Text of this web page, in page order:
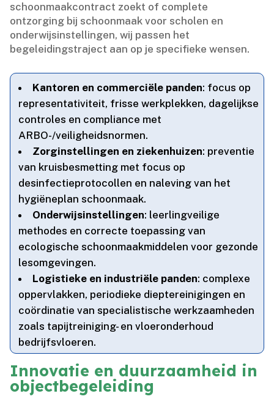
schoonmaakcontract zoekt of complete
ontzorging bij schoonmaak voor scholen en
onderwijsinstellingen, wij passen het
begeleidingstraject aan op je specifieke wensen.​
Kantoren en commerciële panden: focus op
representativiteit, frisse werkplekken, dagelijkse
controles en compliance met
ARBO-/veiligheidsnormen.​
Zorginstellingen en ziekenhuizen: preventie
van kruisbesmetting met focus op
desinfectieprotocollen en naleving van het
hygiëneplan schoonmaak.​
Onderwijsinstellingen: leerlingveilige
methodes en correcte toepassing van
ecologische schoonmaakmiddelen voor gezonde
lesomgevingen.​
Logistieke en industriële panden: complexe
oppervlakken, periodieke dieptereinigingen en
coördinatie van specialistische werkzaamheden
zoals tapijtreiniging- en vloeronderhoud
bedrijfsvloeren.​
Innovatie en duurzaamheid in
objectbegeleiding